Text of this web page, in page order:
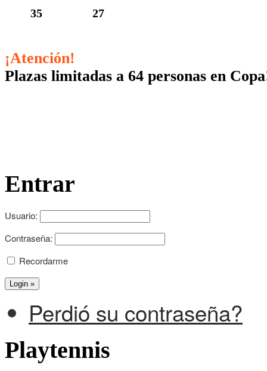
35 27
¡Atención!
Plazas limitadas a 64 personas en
Entrar
Usuario:
Contraseña:
Recordarme
Perdió su contraseña?
Playtennis